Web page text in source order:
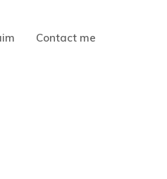
Contact me